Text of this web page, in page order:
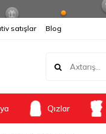
satışlar Blog
Qızlar